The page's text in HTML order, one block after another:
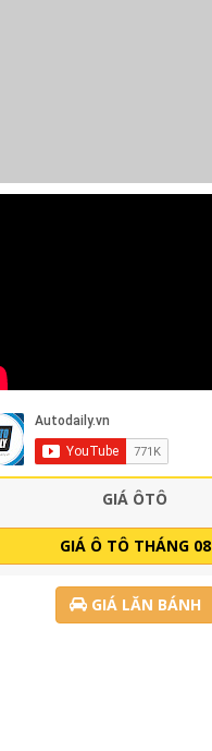
GIÁ ÔTÔ
GIÁ Ô TÔ THÁNG 08
GIÁ LĂN BÁNH